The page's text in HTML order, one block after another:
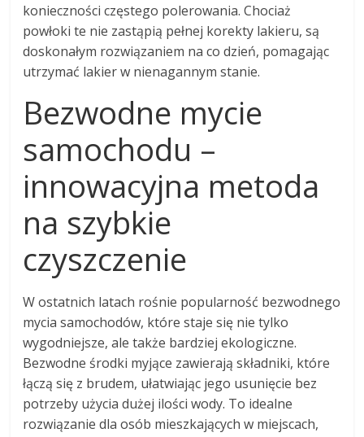
konieczności częstego polerowania. Chociaż
powłoki te nie zastąpią pełnej korekty lakieru, są
doskonałym rozwiązaniem na co dzień, pomagając
utrzymać lakier w nienagannym stanie.
Bezwodne mycie
samochodu –
innowacyjna metoda
na szybkie
czyszczenie
W ostatnich latach rośnie popularność bezwodnego
mycia samochodów, które staje się nie tylko
wygodniejsze, ale także bardziej ekologiczne.
Bezwodne środki myjące zawierają składniki, które
łączą się z brudem, ułatwiając jego usunięcie bez
potrzeby użycia dużej ilości wody. To idealne
rozwiązanie dla osób mieszkających w miejscach,